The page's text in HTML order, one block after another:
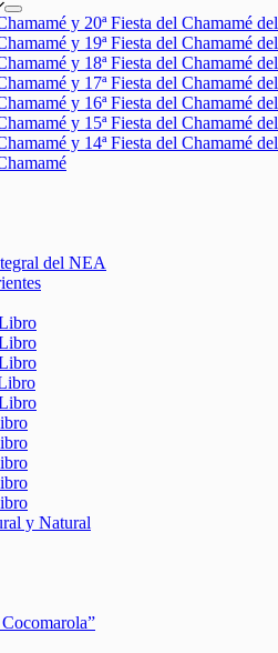
y 20ª Fiesta del Chamamé
y 19ª Fiesta del Chamamé
y 18ª Fiesta del Chamamé
y 17ª Fiesta del Chamamé
y 16ª Fiesta del Chamamé
y 15ª Fiesta del Chamamé
y 14ª Fiesta del Chamamé
del NEA
y Natural